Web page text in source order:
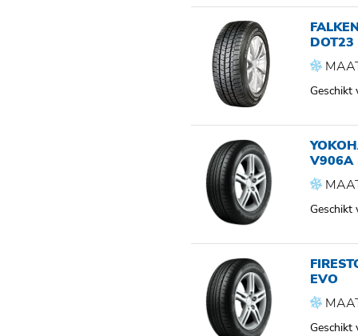
DOT23
Geschikt
V906A
Geschikt
EVO
Geschikt